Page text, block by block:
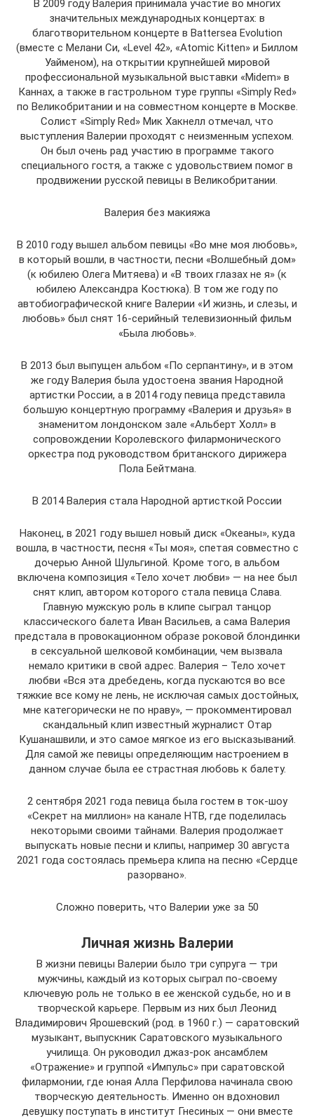
В 2009 году Валерия принимала участие во многих
значительных международных концертах: в
благотворительном концерте в Battersea Evolution
(вместе с Мелани Си, «Level 42», «Atomic Kitten» и Биллом
Уайменом), на открытии крупнейшей мировой
профессиональной музыкальной выставки «Midem» в
Каннах, а также в гастрольном туре группы «Simply Red»
по Великобритании и на совместном концерте в Москве.
Солист «Simply Red» Мик Хакнелл отмечал, что
выступления Валерии проходят с неизменным успехом.
Он был очень рад участию в программе такого
специального гостя, а также с удовольствием помог в
продвижении русской певицы в Великобритании.
Валерия без макияжа
В 2010 году вышел альбом певицы «Во мне моя любовь»,
в который вошли, в частности, песни «Волшебный дом»
(к юбилею Олега Митяева) и «В твоих глазах не я» (к
юбилею Александра Костюка). В том же году по
автобиографической книге Валерии «И жизнь, и слезы, и
любовь» был снят 16-серийный телевизионный фильм
«Была любовь».
В 2013 был выпущен альбом «По серпантину», и в этом
же году Валерия была удостоена звания Народной
артистки России, а в 2014 году певица представила
большую концертную программу «Валерия и друзья» в
знаменитом лондонском зале «Альберт Холл» в
сопровождении Королевского филармонического
оркестра под руководством британского дирижера
Пола Бейтмана.
В 2014 Валерия стала Народной артисткой России
Наконец, в 2021 году вышел новый диск «Океаны», куда
вошла, в частности, песня «Ты моя», спетая совместно с
дочерью Анной Шульгиной. Кроме того, в альбом
включена композиция «Тело хочет любви» — на нее был
снят клип, автором которого стала певица Слава.
Главную мужскую роль в клипе сыграл танцор
классического балета Иван Васильев, а сама Валерия
предстала в провокационном образе роковой блондинки
в сексуальной шелковой комбинации, чем вызвала
немало критики в свой адрес. Валерия – Тело хочет
любви «Вся эта дребедень, когда пускаются во все
тяжкие все кому не лень, не исключая самых достойных,
мне категорически не по нраву», — прокомментировал
скандальный клип известный журналист Отар
Кушанашвили, и это самое мягкое из его высказываний.
Для самой же певицы определяющим настроением в
данном случае была ее страстная любовь к балету.
2 сентября 2021 года певица была гостем в ток-шоу
«Секрет на миллион» на канале НТВ, где поделилась
некоторыми своими тайнами. Валерия продолжает
выпускать новые песни и клипы, например 30 августа
2021 года состоялась премьера клипа на песню «Сердце
разорвано».
Сложно поверить, что Валерии уже за 50
Личная жизнь Валерии
В жизни певицы Валерии было три супруга — три
мужчины, каждый из которых сыграл по-своему
ключевую роль не только в ее женской судьбе, но и в
творческой карьере. Первым из них был Леонид
Владимирович Ярошевский (род. в 1960 г.) — саратовский
музыкант, выпускник Саратовского музыкального
училища. Он руководил джаз-рок ансамблем
«Отражение» и группой «Импульс» при саратовской
филармонии, где юная Алла Перфилова начинала свою
творческую деятельность. Именно он вдохновил
девушку поступать в институт Гнесиных — они вместе